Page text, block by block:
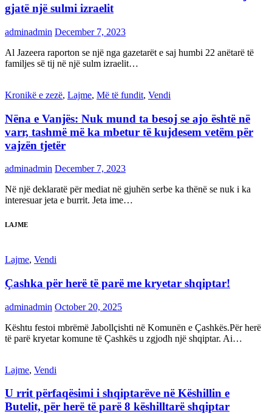
gjatë një sulmi izraelit
adminadmin December 7, 2023
Al Jazeera raporton se një nga gazetarët e saj humbi 22 anëtarë të
familjes së tij në një sulm izraelit…
Kronikë e zezë, Lajme, Më të fundit, Vendi
Nëna e Vanjës: Nuk mund ta besoj se ajo është në
varr, tashmë më ka mbetur të kujdesem vetëm për
vajzën tjetër
adminadmin December 7, 2023
Në një deklaratë për mediat në gjuhën serbe ka thënë se nuk i ka
interesuar jeta e burrit. Jeta ime…
LAJME
Lajme, Vendi
Çashka për herë të parë me kryetar shqiptar!
adminadmin October 20, 2025
Kështu festoi mbrëmë Jabollçishti në Komunën e Çashkës.Për herë
të parë kryetar komune të Çashkës u zgjodh një shqiptar. Ai…
Lajme, Vendi
U rrit përfaqësimi i shqiptarëve në Këshillin e
Butelit, për herë të parë 8 këshilltarë shqiptar